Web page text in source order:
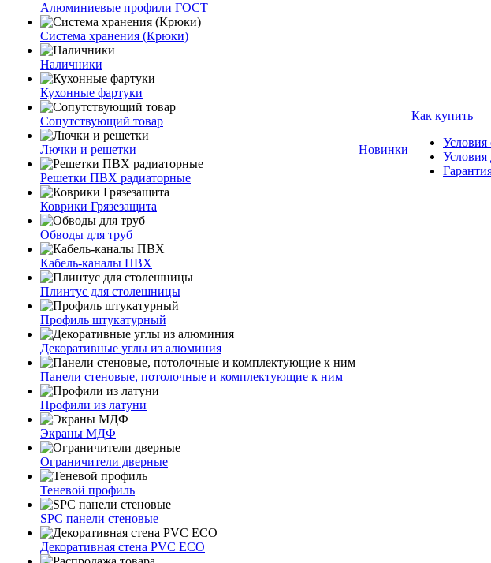
Алюминиевые профили ГОСТ
Система хранения (Крюки)
Наличники
Кухонные фартуки
Сопутствующий товар
Лючки и решетки
Решетки ПВХ радиаторные
Коврики Грязезащита
Обводы для труб
Кабель-каналы ПВХ
Плинтус для столешницы
Профиль штукатурный
Декоративные углы из алюминия
Панели стеновые, потолочные и комплектующие к ним
Профили из латуни
Экраны МДФ
Ограничители дверные
Теневой профиль
SPC панели стеновые
Декоративная стена PVC ECO
Новинки
Как купить
Условия
Условия